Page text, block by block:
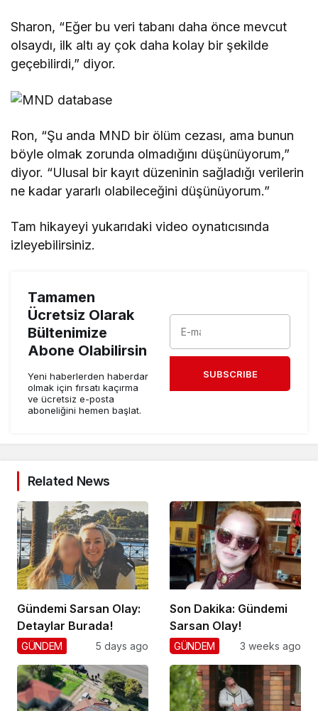
Sharon, “Eğer bu veri tabanı daha önce mevcut
olsaydı, ilk altı ay çok daha kolay bir şekilde
geçebilirdi,” diyor.
Ron, “Şu anda MND bir ölüm cezası, ama bunun
böyle olmak zorunda olmadığını düşünüyorum,”
diyor. “Ulusal bir kayıt düzeninin sağladığı verilerin
ne kadar yararlı olabileceğini düşünüyorum.”
Tam hikayeyi yukarıdaki video oynatıcısında
izleyebilirsiniz.
Tamamen
Ücretsiz Olarak
Bültenimize
Abone Olabilirsin
Yeni haberlerden haberdar
olmak için fırsatı kaçırma
ve ücretsiz e-posta
aboneliğini hemen başlat.
SUBSCRIBE
Related News
Gündemi Sarsan Olay:
Detaylar Burada!
GÜNDEM 5 days ago
Son Dakika: Gündemi
Sarsan Olay!
GÜNDEM 3 weeks ago